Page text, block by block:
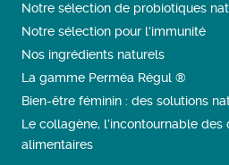
Notre sélection de probiotiques
Notre sélection pour l'immunité
Nos ingrédients naturels
La gamme Perméa Régul ®
Bien-être féminin : des solutions
Le collagène, l’incontournable
alimentaires